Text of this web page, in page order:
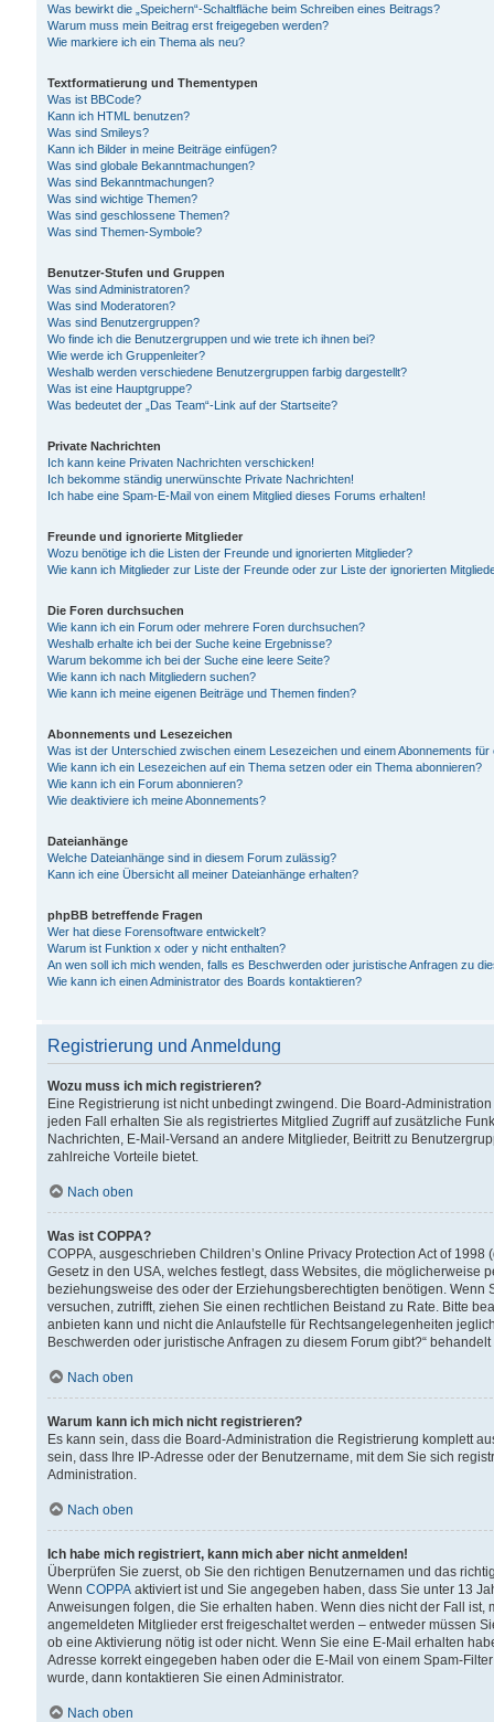
Was bewirkt die „Speichern“-Schaltfläche beim Schreiben eines Beitrags?
Warum muss mein Beitrag erst freigegeben werden?
Wie markiere ich ein Thema als neu?
Textformatierung und Thementypen
Was ist BBCode?
Kann ich HTML benutzen?
Was sind Smileys?
Kann ich Bilder in meine Beiträge einfügen?
Was sind globale Bekanntmachungen?
Was sind Bekanntmachungen?
Was sind wichtige Themen?
Was sind geschlossene Themen?
Was sind Themen-Symbole?
Benutzer-Stufen und Gruppen
Was sind Administratoren?
Was sind Moderatoren?
Was sind Benutzergruppen?
Wo finde ich die Benutzergruppen und wie trete ich ihnen bei?
Wie werde ich Gruppenleiter?
Weshalb werden verschiedene Benutzergruppen farbig dargestellt?
Was ist eine Hauptgruppe?
Was bedeutet der „Das Team“-Link auf der Startseite?
Private Nachrichten
Ich kann keine Privaten Nachrichten verschicken!
Ich bekomme ständig unerwünschte Private Nachrichten!
Ich habe eine Spam-E-Mail von einem Mitglied dieses Forums erhalten!
Freunde und ignorierte Mitglieder
Wozu benötige ich die Listen der Freunde und ignorierten Mitglieder?
Wie kann ich Mitglieder zur Liste der Freunde oder zur Liste der ignorierten
Die Foren durchsuchen
Wie kann ich ein Forum oder mehrere Foren durchsuchen?
Weshalb erhalte ich bei der Suche keine Ergebnisse?
Warum bekomme ich bei der Suche eine leere Seite?
Wie kann ich nach Mitgliedern suchen?
Wie kann ich meine eigenen Beiträge und Themen finden?
Abonnements und Lesezeichen
Was ist der Unterschied zwischen einem Lesezeichen und einem Abonnements
Wie kann ich ein Lesezeichen auf ein Thema setzen oder ein Thema abonnieren?
Wie kann ich ein Forum abonnieren?
Wie deaktiviere ich meine Abonnements?
Dateianhänge
Welche Dateianhänge sind in diesem Forum zulässig?
Kann ich eine Übersicht all meiner Dateianhänge erhalten?
phpBB betreffende Fragen
Wer hat diese Forensoftware entwickelt?
Warum ist Funktion x oder y nicht enthalten?
An wen soll ich mich wenden, falls es Beschwerden oder juristische Anfragen zu
Wie kann ich einen Administrator des Boards kontaktieren?
Registrierung und Anmeldung
Wozu muss ich mich registrieren?
Eine Registrierung ist nicht unbedingt zwingend. Die Board-
jeden Fall erhalten Sie als registriertes Mitglied Zugriff auf zusätzliche
Nachrichten, E-Mail-Versand an andere Mitglieder, Beitritt zu
zahlreiche Vorteile bietet.
Nach oben
Was ist COPPA?
COPPA, ausgeschrieben Children’s Online Privacy Protection Act of
Gesetz in den USA, welches festlegt, dass Websites, die
beziehungsweise des oder der Erziehungsberechtigten benötigen.
versuchen, zutrifft, ziehen Sie einen rechtlichen Beistand zu Rate. Bitte
anbieten kann und nicht die Anlaufstelle für Rechtsangelegenheiten
Beschwerden oder juristische Anfragen zu diesem Forum gibt?“
Nach oben
Warum kann ich mich nicht registrieren?
Es kann sein, dass die Board-Administration die Registrierung komplett
sein, dass Ihre IP-Adresse oder der Benutzername, mit dem Sie sich
Administration.
Nach oben
Ich habe mich registriert, kann mich aber nicht anmelden!
Überprüfen Sie zuerst, ob Sie den richtigen Benutzernamen und das
Wenn COPPA aktiviert ist und Sie angegeben haben, dass Sie unter 13
Anweisungen folgen, die Sie erhalten haben. Wenn dies nicht der Fall
angemeldeten Mitglieder erst freigeschaltet werden – entweder müssen
ob eine Aktivierung nötig ist oder nicht. Wenn Sie eine E-Mail erhalten
Adresse korrekt eingegeben haben oder die E-Mail von einem Spam-
wurde, dann kontaktieren Sie einen Administrator.
Nach oben